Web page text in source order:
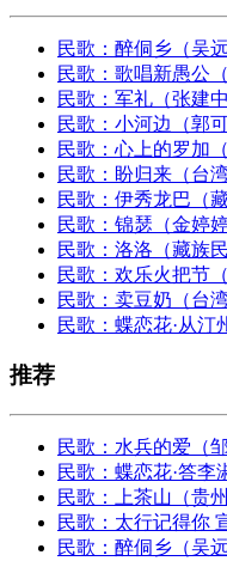
民歌：醉侗乡（吴
民歌：歌唱新愚公
民歌：军礼（张建
民歌：小河边（郭
民歌：心上的罗加
民歌：盼归来（台
民歌：伊秀龙巴（
民歌：锦瑟（金婷婷
民歌：洛洛（藏族
民歌：欢乐火把节
民歌：卖豆奶（台湾
民歌：蝶恋花·从汀
推荐
民歌：水兵的爱（
民歌：蝶恋花·答李
民歌：上茶山（贵
民歌：太行记得你
民歌：醉侗乡（吴